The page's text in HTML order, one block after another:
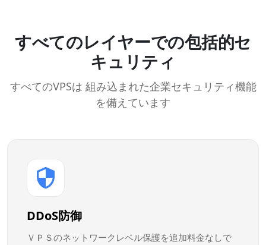
すべてのレイヤーでの包括的セ
キュリティ
すべてのVPSは 組み込まれた企業セキュリティ機能
を備えています
DDoS防御
ＶＰＳのネットワークレベル保護を追加料金なしで